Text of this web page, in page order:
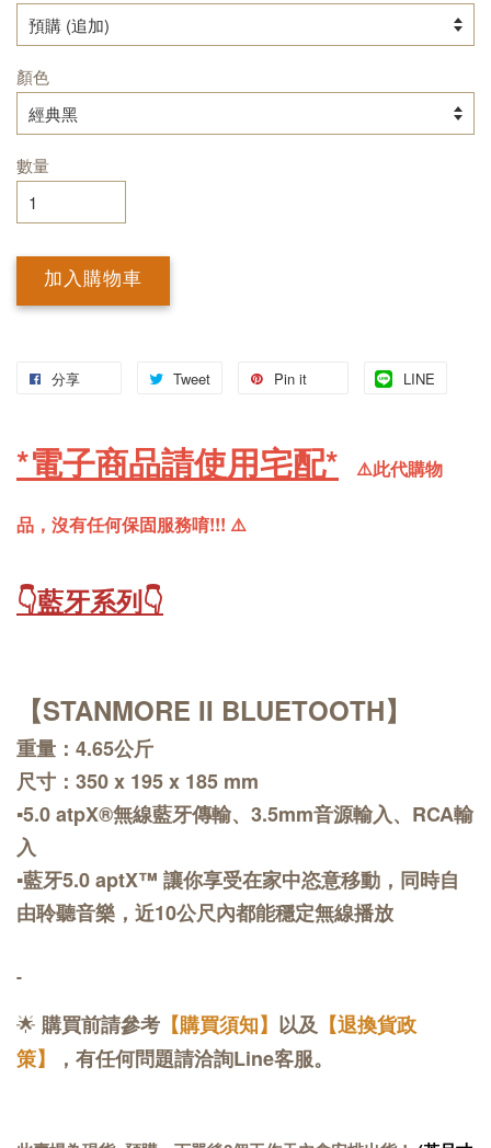
顏色
數量
加入購物車
分享 Tweet Pin it LINE
*電子商品請使用宅配* ⚠️此代購物
品，沒有任何保固服務唷!!! ⚠️
👇藍牙系列👇
【STANMORE II BLUETOOTH】
重量：4.65公斤
尺寸：350 x 195 x 185 mm
▪️5.0 atpX®無線藍牙傳輸、3.5mm音源輸入、RCA輸
入
▪️藍牙5.0 aptX™ 讓你享受在家中恣意移動，同時自
由聆聽音樂，近10公尺內都能穩定無線播放
-
🌟 購買前請參考 【購買須知】 以及 【退換貨政
策】
，有任何問題請洽詢Line客服。